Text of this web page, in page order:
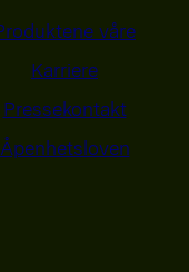
våre
Karriere
Pressekontakt
Åpenhetsloven